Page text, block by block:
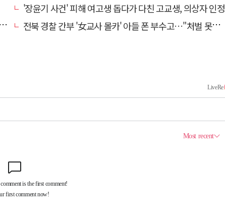
'장윤기 사건' 피해 여고생 돕다가 다친 고교생, 의상자 인정
전북 경찰 간부 '女교사 몰카' 아들 폰 부수고…"처벌 못하는 사안" 내부망에 글